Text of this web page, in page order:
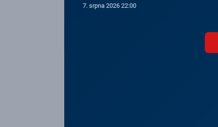
7. srpna 2026 22:00